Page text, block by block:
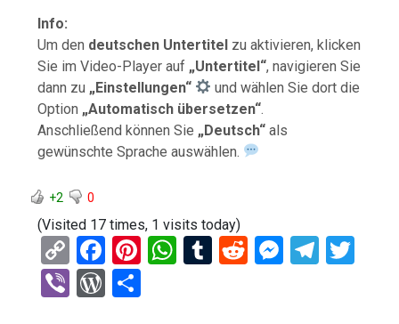
Info:
Um den deutschen Untertitel zu aktivieren, klicken
Sie im Video-Player auf „Untertitel“, navigieren Sie
dann zu „Einstellungen“
und wählen Sie dort die
Option „Automatisch übersetzen“.
Anschließend können Sie „Deutsch“ als
gewünschte Sprache auswählen.
+2 0
(Visited 17 times, 1 visits today)
C
o
py
F
a
ce
Pi W T
R
M T
Vi W